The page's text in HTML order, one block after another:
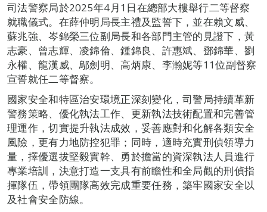
司法警察局於2025年4月1日在總部大樓舉行二等督察
就職儀式。在薛仲明局長主禮及監誓下，並在賴文威、
蘇兆強、岑錦榮三位副局長和各部門主管的見證下，黃
志豪、曾志輝、凌錦倫、鍾錦良、許惠斌、鄧錦華、劉
永權、龍漢威、鄔劍明、高炳康、李瀚妮等11位副督察
宣誓就任二等督察。
國家安全和特區治安環境正深刻變化，司警局持續革新
警務策略、優化執法工作、更新執法技術配置和完善管
理運作，切實提升執法成效，妥善應對和化解各類安全
風險，更有力地防控犯罪；同時，適時充實刑偵領導力
量，擇優選拔堅毅實幹、勇於擔當的資深執法人員進行
專業培訓，決意打造一支具有前瞻性和全局觀的刑偵指
揮隊伍，帶領團隊高效完成重要任務，築牢國家安全以
及社會安全防線。